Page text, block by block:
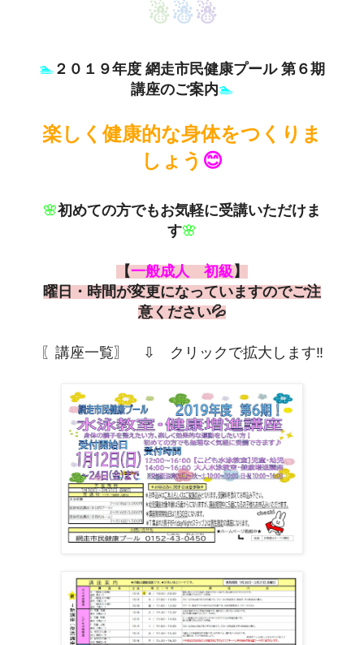
☃☃☃
🏊 ２０１９年度 網走市民健康プール 第６期
講座のご案内🏊
楽しく健康的な身体をつくりま
しょう 😊
🌸初めての方でもお気軽に受講いただけま
す🌸
【一般成人 初級 】
曜日・時間が変更になっていますのでご注
意ください💦
〖講座一覧〗 ⇩ クリックで拡大します‼